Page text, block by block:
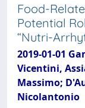
Food-
Potential
“Nutri-
2019-01-01
Vicentini,
Massimo;
Nicolantonio